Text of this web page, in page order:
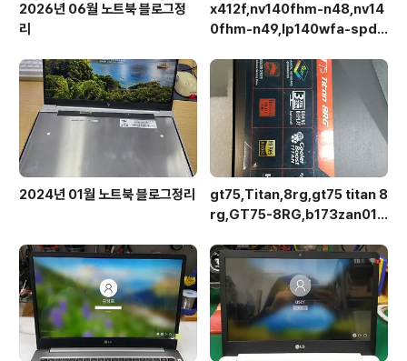
2026년 06월 노트북 블로그정
리
x412f,nv140fhm-n48,nv14
0fhm-n49,lp140wfa-spd1,
2024년 01월 노트북 블로그정리
gt75,Titan,8rg,gt75 titan 8
rg,GT75-8RG,b173zan01.1,
다운가능,lp173wfg는 사용불가